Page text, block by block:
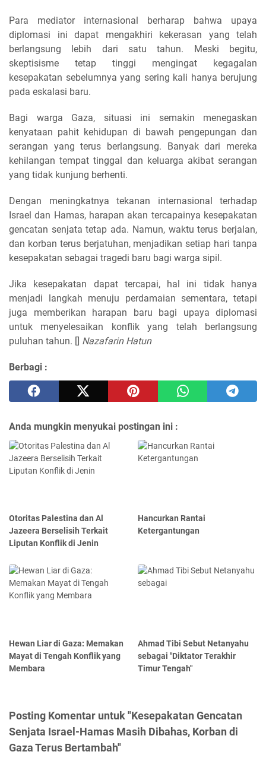
Para mediator internasional berharap bahwa upaya
diplomasi ini dapat mengakhiri kekerasan yang telah
berlangsung lebih dari satu tahun. Meski begitu,
skeptisisme tetap tinggi mengingat kegagalan
kesepakatan sebelumnya yang sering kali hanya berujung
pada eskalasi baru.
Bagi warga Gaza, situasi ini semakin menegaskan
kenyataan pahit kehidupan di bawah pengepungan dan
serangan yang terus berlangsung. Banyak dari mereka
kehilangan tempat tinggal dan keluarga akibat serangan
yang tidak kunjung berhenti.
Dengan meningkatnya tekanan internasional terhadap
Israel dan Hamas, harapan akan tercapainya kesepakatan
gencatan senjata tetap ada. Namun, waktu terus berjalan,
dan korban terus berjatuhan, menjadikan setiap hari tanpa
kesepakatan sebagai tragedi baru bagi warga sipil.
Jika kesepakatan dapat tercapai, hal ini tidak hanya
menjadi langkah menuju perdamaian sementara, tetapi
juga memberikan harapan baru bagi upaya diplomasi
untuk menyelesaikan konflik yang telah berlangsung
puluhan tahun. [] Nazafarin Hatun
Berbagi :
Anda mungkin menyukai postingan ini :
Otoritas Palestina dan Al
Jazeera Berselisih Terkait
Liputan Konflik di Jenin
Hancurkan Rantai
Ketergantungan
Hewan Liar di Gaza: Memakan
Mayat di Tengah Konflik yang
Membara
Ahmad Tibi Sebut Netanyahu
sebagai "Diktator Terakhir
Timur Tengah"
Posting Komentar untuk "Kesepakatan Gencatan
Senjata Israel-Hamas Masih Dibahas, Korban di
Gaza Terus Bertambah"